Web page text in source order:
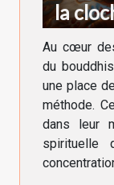
la
Au cœur
du
une place
méthode.
dans leur